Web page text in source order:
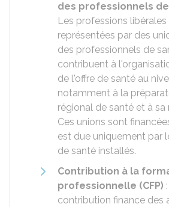
des professionnels
Les professions
représentées par des
des professionnels de
contribuent à
de l'offre de santé au
notamment à la
régional de santé et à
Ces unions sont
est due uniquement par
de santé installés.
Contribution à la
professionnelle (CFP)
contribution finance des